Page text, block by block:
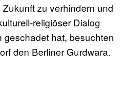
zu verhindern und
religiöser Dialog
geschadet hat, besuchten
den Berliner Gurdwara.